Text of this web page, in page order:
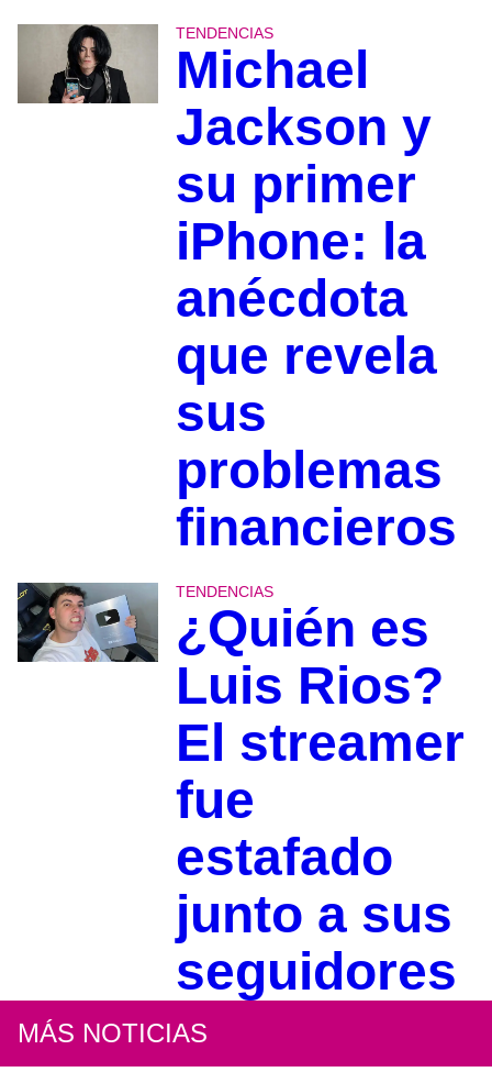
TENDENCIAS
Michael
Jackson y
su primer
iPhone: la
anécdota
que revela
sus
problemas
financieros
TENDENCIAS
¿Quién es
Luis Rios?
El streamer
fue
estafado
junto a sus
seguidores
MÁS NOTICIAS